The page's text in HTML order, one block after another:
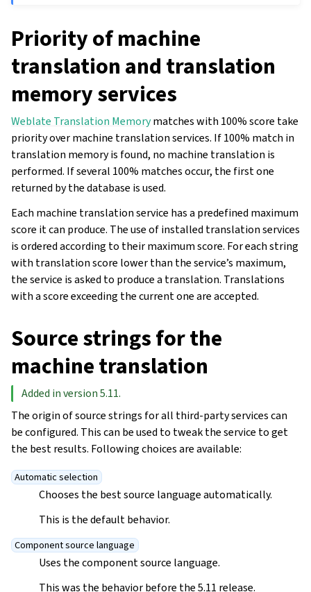
Priority of machine
translation and translation
memory services
Weblate Translation Memorymatches with 100% score take
priority over machine translation services. If 100% match in
translation memory is found, no machine translation is
performed. If several 100% matches occur, the first one
returned by the database is used.
Each machine translation service has a predefined maximum
score it can produce. The use of installed translation services
is ordered according to their maximum score. For each string
with translation score lower than the service’s maximum,
the service is asked to produce a translation. Translations
with a score exceeding the current one are accepted.
Source strings for the
machine translation
Added in version 5.11.
The origin of source strings for all third-party services can
be configured. This can be used to tweak the service to get
the best results. Following choices are available:
Automatic selection
Chooses the best source language automatically.
This is the default behavior.
Component source language
Uses the component source language.
This was the behavior before the 5.11 release.